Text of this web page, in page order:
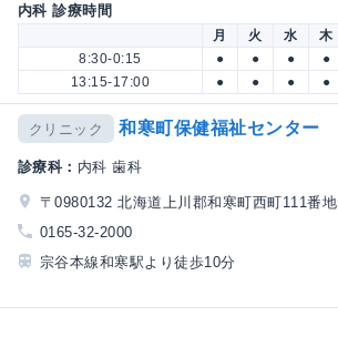
内科 診療時間
月 火 水 木
8:30-0:15
● ● ● ●
13:15-17:00
● ● ● ●
クリニック 和寒町保健福祉センター
診療科： 内科 歯科
〒0980132 北海道上川郡和寒町西町111番地
0165-32-2000
宗谷本線和寒駅より徒歩10分